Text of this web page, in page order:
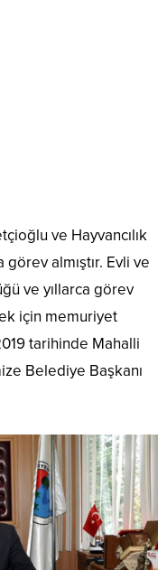
ve Hayvancılık
almıştır. Evli ve
ve yıllarca görev
için memuriyet
tarihinde Mahalli
Belediye Başkanı